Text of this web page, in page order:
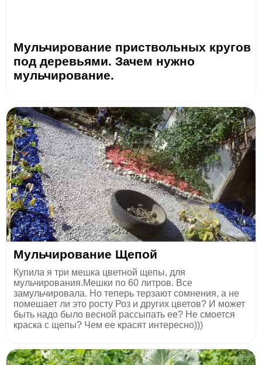
Мульчирование приствольных кругов
под деревьями. Зачем нужно
мульчирование.
Мульчирование Щепой
Купила я три мешка цветной щепы, для
мульчирования.Мешки по 60 литров. Все
замульчировала. Но теперь терзают сомнения, а не
помешает ли это росту Роз и других цветов? И может
быть надо было весной рассыпать ее? Не смоется
краска с щепы? Чем ее красят интересно)))